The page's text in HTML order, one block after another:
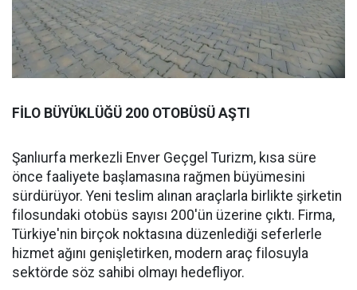
FİLO BÜYÜKLÜĞÜ 200 OTOBÜSÜ AŞTI
Şanlıurfa merkezli Enver Geçgel Turizm, kısa süre
önce faaliyete başlamasına rağmen büyümesini
sürdürüyor. Yeni teslim alınan araçlarla birlikte şirketin
filosundaki otobüs sayısı 200'ün üzerine çıktı. Firma,
Türkiye'nin birçok noktasına düzenlediği seferlerle
hizmet ağını genişletirken, modern araç filosuyla
sektörde söz sahibi olmayı hedefliyor.